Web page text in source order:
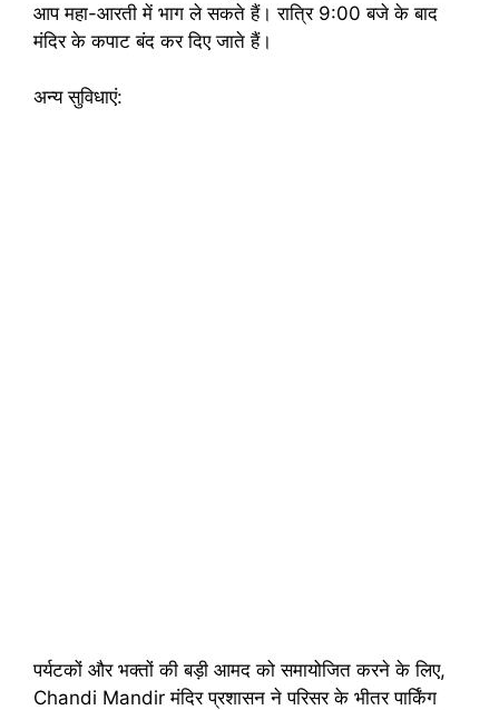
आप महा-आरती में भाग ले सकते हैं। रात्रि 9:00 बजे के बाद
मंदिर के कपाट बंद कर दिए जाते हैं।
अन्य सुविधाएं:
पर्यटकों और भक्तों की बड़ी आमद को समायोजित करने के लिए,
Chandi Mandir मंदिर प्रशासन ने परिसर के भीतर पार्किंग